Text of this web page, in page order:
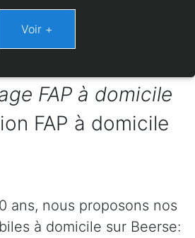
FAP à domicile
FAP à domicile
ans, nous proposons nos
à domicile sur Beerse: